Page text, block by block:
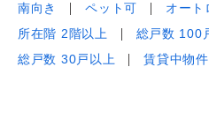
南向き ペット可
オート
所在階 2階以上
総戸数 100
総戸数 30戸以上
賃貸中物件